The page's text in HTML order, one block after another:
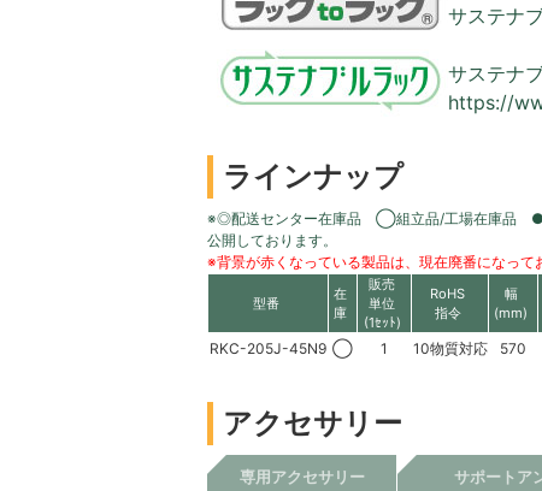
サステナ
サステナ
https://
ラインナップ
※◎配送センター在庫品 ◯組立品/工場在庫品 ●
公開しております。
※背景が赤くなっている製品は、現在廃番になって
型番
在
庫
販売
単位
(1ｾｯﾄ)
RoHS
指令
幅
(mm)
RKC-205J-45N9 ◯ 1 10物質対応 570
アクセサリー
専用アクセサリー サポートア